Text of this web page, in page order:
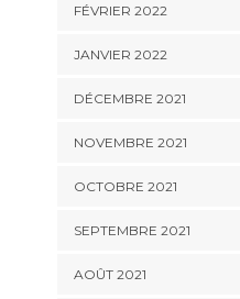
FÉVRIER 2022
JANVIER 2022
DÉCEMBRE 2021
NOVEMBRE 2021
OCTOBRE 2021
SEPTEMBRE 2021
AOÛT 2021